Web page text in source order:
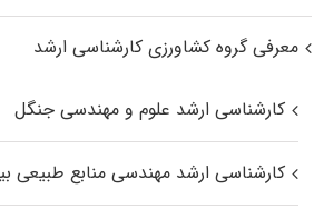
معرفی گروه کشاورزی کارشناسی ارشد
کارشناسی ارشد علوم و مهندسی جنگل
کارشناسی ارشد مهندسی منابع طبیعی